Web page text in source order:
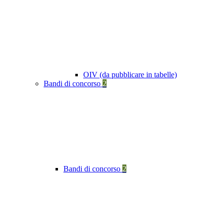
OIV (da pubblicare in tabelle)
Bandi di concorso 2
Bandi di concorso 2